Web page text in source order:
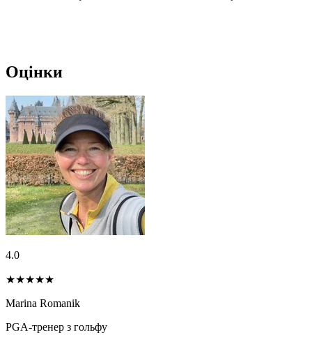
Оцінки
4.0
★★★★★
Marina Romanik
PGA-тренер з гольфу